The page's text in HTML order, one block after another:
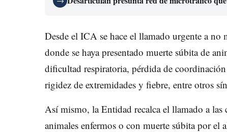
Desde el ICA se hace el llamado urgente a
donde se haya presentado muerte súbita de
dificultad respiratoria, pérdida de
rigidez de extremidades y fiebre, entre otros
Así mismo, la Entidad recalca el llamado a
animales enfermos o con muerte súbita por el